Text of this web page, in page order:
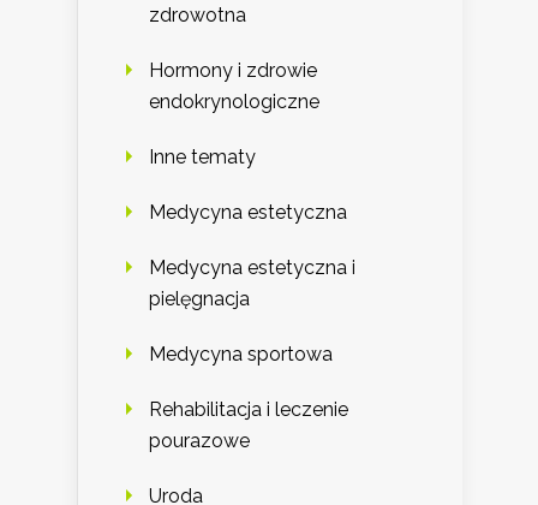
zdrowotna
Hormony i zdrowie
endokrynologiczne
Inne tematy
Medycyna estetyczna
Medycyna estetyczna i
pielęgnacja
Medycyna sportowa
Rehabilitacja i leczenie
pourazowe
Uroda